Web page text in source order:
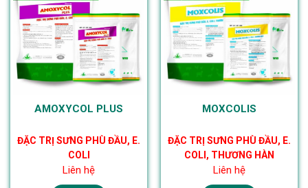
AMOXYCOL PLUS
ĐẶC TRỊ SƯNG PHÙ ĐẦU, E.
COLI
Liên hệ
MOXCOLIS
ĐẶC TRỊ SƯNG PHÙ ĐẦU, E.
COLI, THƯƠNG HÀN
Liên hệ